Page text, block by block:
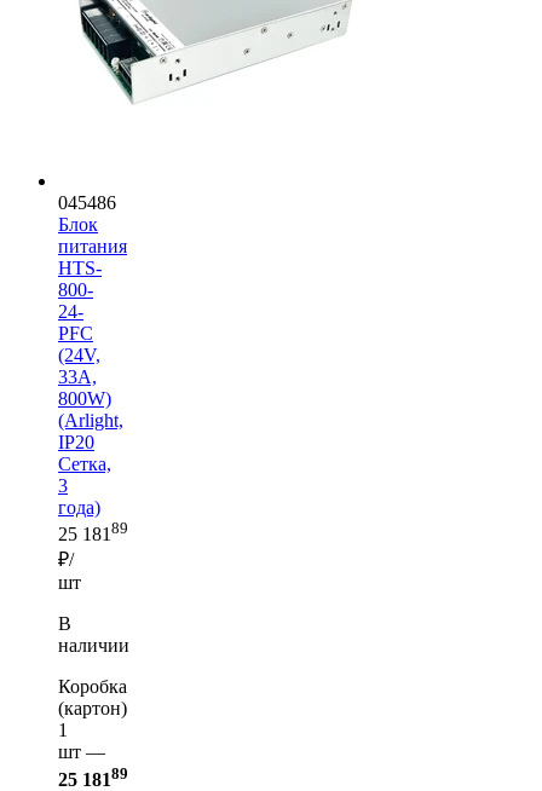
045486
Блок
питания
HTS-
800-
24-
PFC
(24V,
33A,
800W)
(Arlight,
IP20
Сетка,
3
года)
25 181 89
₽/
шт
В
наличии
Коробка
(картон)
1
шт —
25 18189